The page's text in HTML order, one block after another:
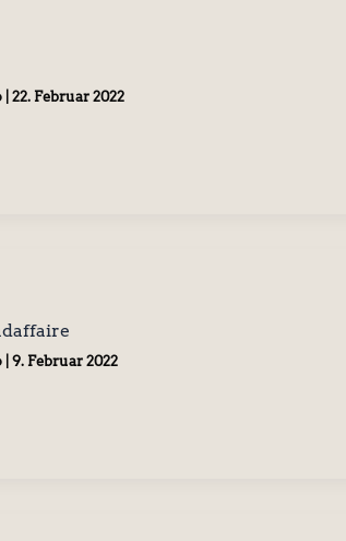
22. Februar 2022
9. Februar 2022